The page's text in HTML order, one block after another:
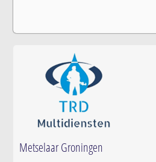
Metselaar Groningen